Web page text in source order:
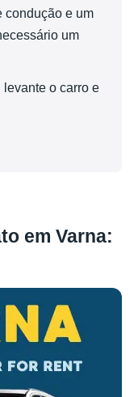
condução e um
um
o carro e
em Varna: